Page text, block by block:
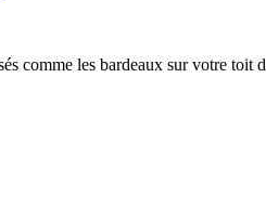
comme les bardeaux sur votre